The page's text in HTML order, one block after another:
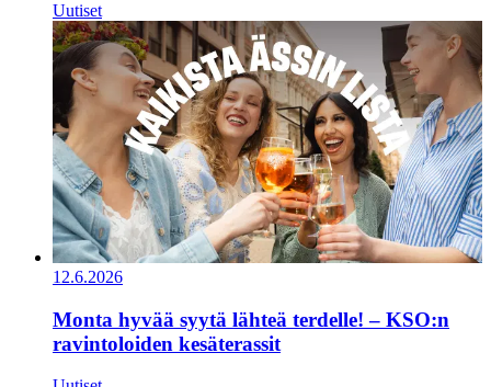
Uutiset
12.6.2026
Monta hyvää syytä lähteä terdelle! – KSO:n
ravintoloiden kesäterassit